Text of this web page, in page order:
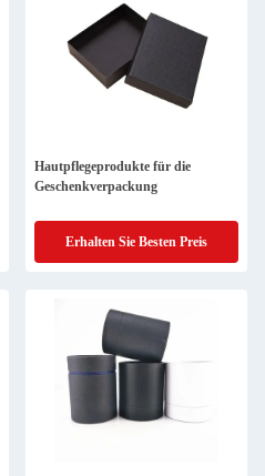
Hautpflegeprodukte für die
Geschenkverpackung
Erhalten Sie Besten Preis